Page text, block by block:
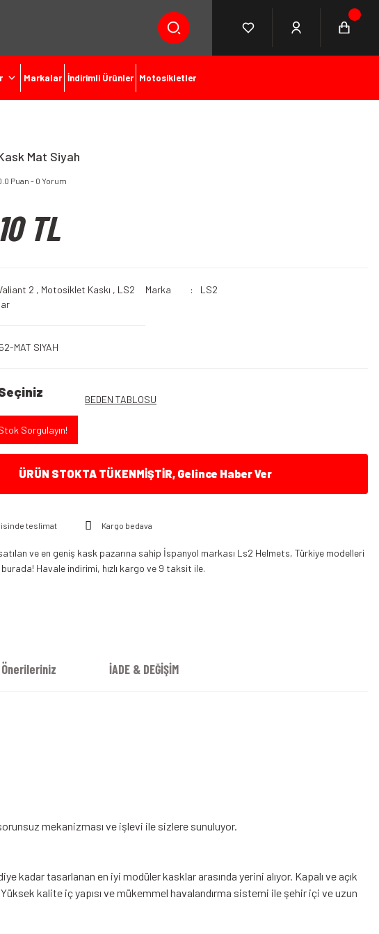
Markalar İndirimli Ürünler Motosikletler
Mat Siyah
Puan - 0 Yorum
TL
2 , Motosiklet Kaskı , LS2
Marka LS2
MAT SIYAH
BEDEN TABLOSU
Sorgulayın!
ÜRÜN STOKTA TÜKENMİŞTİR, Gelince Haber Ver
teslimat Kargo bedava
ve en geniş kask pazarına sahip İspanyol markası Ls2 Helmets, Türkiye modelleri
Havale indirimi, hızlı kargo ve 9 taksit ile.
Önerileriniz İADE & DEĞİŞİM
mekanizması ve işlevi ile sizlere sunuluyor.
kadar tasarlanan en iyi modüler kasklar arasında yerini alıyor. Kapalı ve açık
kalite iç yapısı ve mükemmel havalandırma sistemi ile şehir içi ve uzun